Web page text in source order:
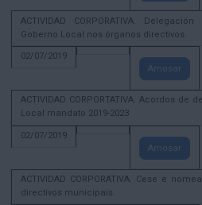
ACTIVIDAD CORPORATIVA.
Goberno Local nos órganos directivos.
02/07/2019
Amosar
ACTIVIDAD CORPORTATIVA. Acordos
Local mandato 2019-2023
02/07/2019
Amosar
ACTIVIDAD CORPORATIVA. Cese e
directivos municipais.